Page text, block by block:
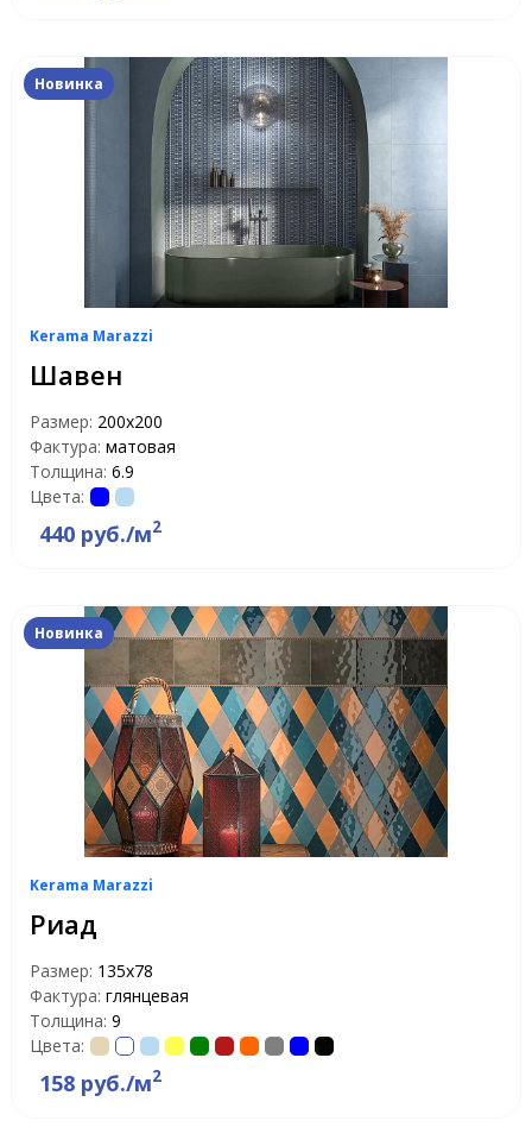
Новинка
Kerama Marazzi
Шавен
Размер: 200x200
Фактура: матовая
Толщина: 6.9
Цвета:
440 руб./м2
Новинка
Kerama Marazzi
Риад
Размер: 135x78
Фактура: глянцевая
Толщина: 9
Цвета:
158 руб./м2